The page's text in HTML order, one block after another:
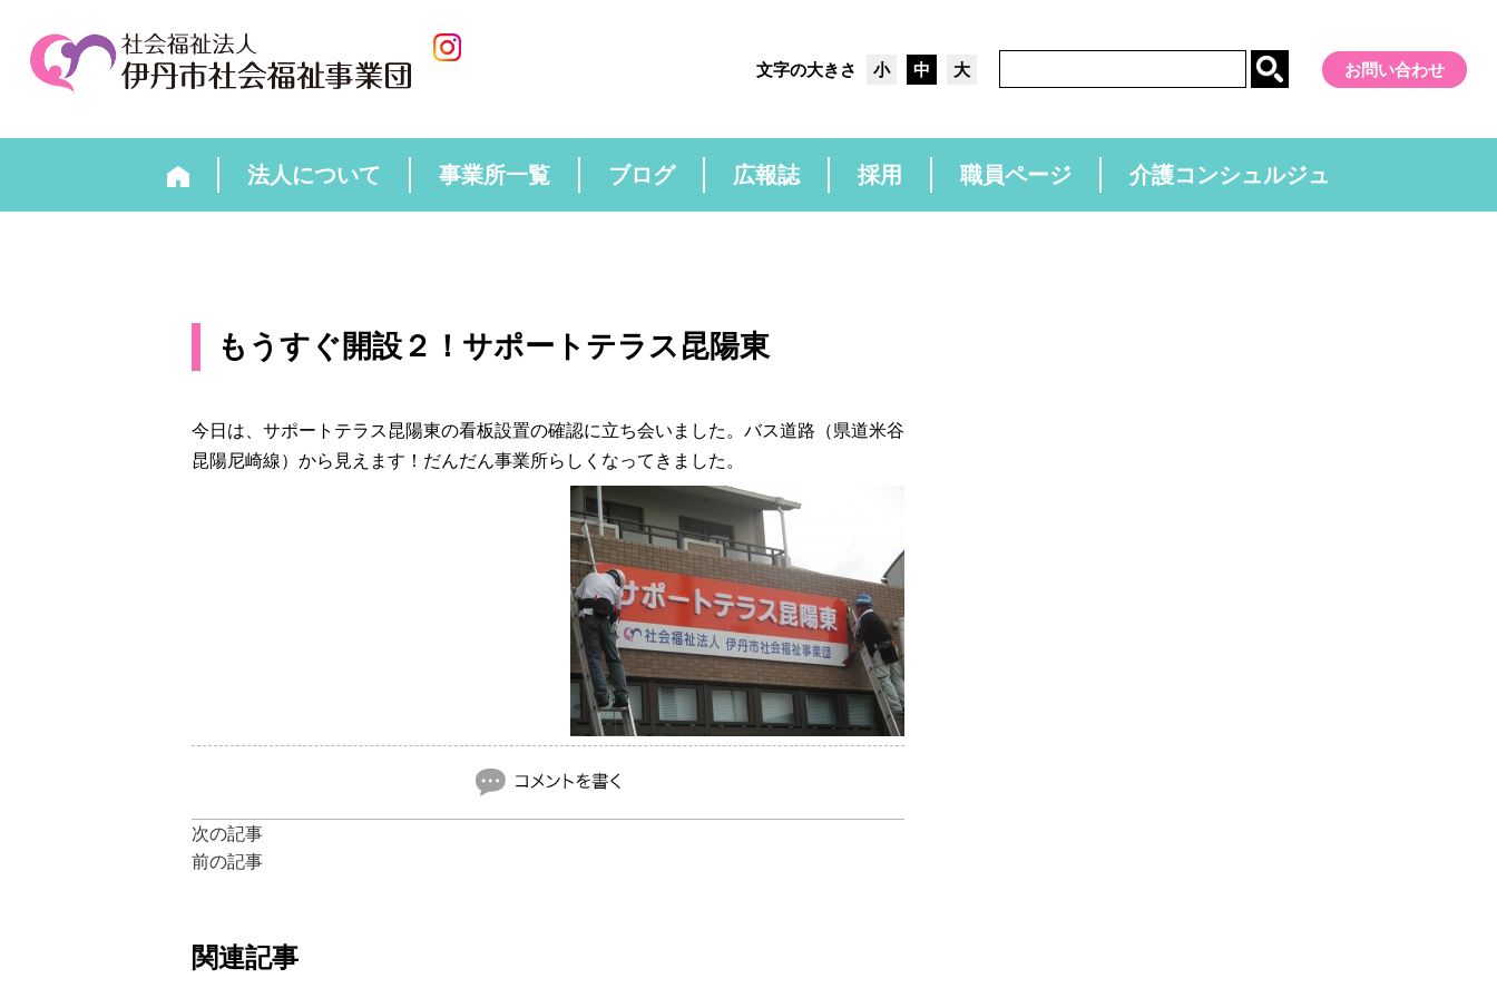
文字の大きさ 小 中 大 お問い合わせ
法人について 事業所一覧 ブログ 広報誌 採用 職員ページ 介護コンシュルジュ
もうすぐ開設２！サポートテラス昆陽東
今日は、サポートテラス昆陽東の看板設置の確認に立ち会いました。バス道路（県道米谷
昆陽尼崎線）から見えます！だんだん事業所らしくなってきました。
次の記事
前の記事
関連記事